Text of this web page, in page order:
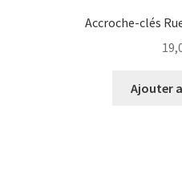
Accroche-clés
Ajouter